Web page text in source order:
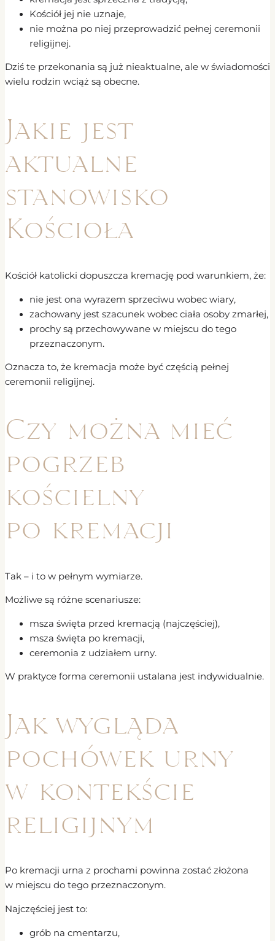
Kościół jej nie uznaje,
nie można po niej przeprowadzić pełnej ceremonii
religijnej.
Dziś te przekonania są już nieaktualne, ale w świadomości
wielu rodzin wciąż są obecne.
Jakie jest
aktualne
stanowisko
Kościoła
Kościół katolicki dopuszcza kremację pod warunkiem, że:
nie jest ona wyrazem sprzeciwu wobec wiary,
zachowany jest szacunek wobec ciała osoby zmarłej,
prochy są przechowywane w miejscu do tego
przeznaczonym.
Oznacza to, że kremacja może być częścią pełnej
ceremonii religijnej.
Czy można mieć
pogrzeb
kościelny
po kremacji
Tak – i to w pełnym wymiarze.
Możliwe są różne scenariusze:
msza święta przed kremacją (najczęściej),
msza święta po kremacji,
ceremonia z udziałem urny.
W praktyce forma ceremonii ustalana jest indywidualnie.
Jak wygląda
pochówek urny
w kontekście
religijnym
Po kremacji urna z prochami powinna zostać złożona
w miejscu do tego przeznaczonym.
Najczęściej jest to:
grób na cmentarzu,